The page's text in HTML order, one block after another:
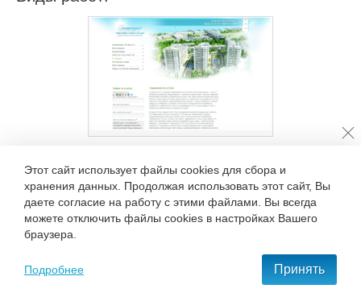
Создание сайта для жилого
комплекса «Экспострой» в
Сочи (Адлер)(2011)
Вернуться к списку клиентов
+7 495 777-68-37
Этот сайт использует файлы cookies для сбора и
хранения данных. Продолжая использовать этот сайт, Вы
даете согласие на работу с этими файлами. Вы всегда
можете отключить файлы cookies в настройках Вашего
браузера.
Подробнее Принять